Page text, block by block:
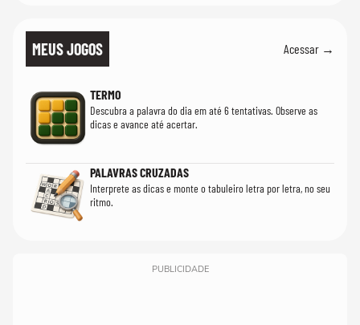
MEUS JOGOS Acessar →
TERMO
Descubra a palavra do dia em até 6 tentativas. Observe as
dicas e avance até acertar.
PALAVRAS CRUZADAS
Interprete as dicas e monte o tabuleiro letra por letra, no seu
ritmo.
PUBLICIDADE